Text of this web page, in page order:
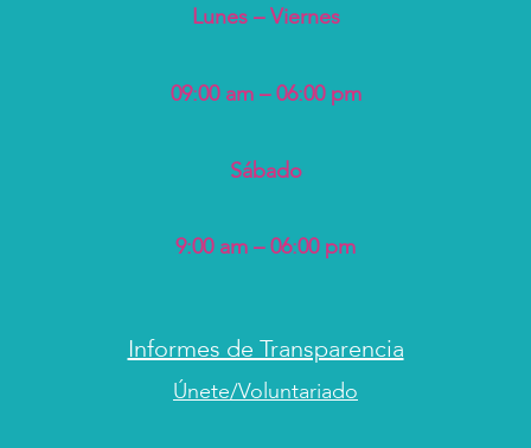
Lunes – Viernes
09:00 am – 06:00 pm
Sábado
9:00 am – 06:00 pm
Informes de Transparencia
Únete/Voluntariado